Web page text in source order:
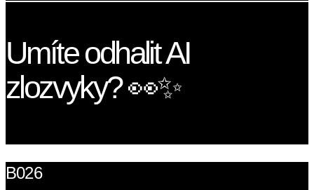
Umíte odhalit AI
zlozvyky? 👀✨
B026